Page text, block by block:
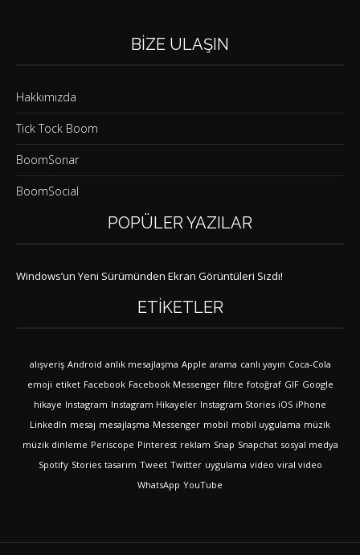
BIZE ULAŞIN
Hakkımızda
Tick Tock Boom
BoomSonar
BoomSocial
POPÜLER YAZILAR
Windows’un Yeni Sürümünden Ekran Görüntüleri Sızdı!
ETIKETLER
alışveriş Android anlık mesajlaşma Apple arama canlı yayın Coca-Cola
emoji etiket Facebook Facebook Messenger filtre fotoğraf GIF Google
hikaye Instagram Instagram Hikayeler Instagram Stories iOS iPhone
LinkedIn mesaj mesajlaşma Messenger mobil mobil uygulama müzik
müzik dinleme Periscope Pinterest reklam Snap Snapchat sosyal medya
Spotify Stories tasarım Tweet Twitter uygulama video viral video
WhatsApp YouTube